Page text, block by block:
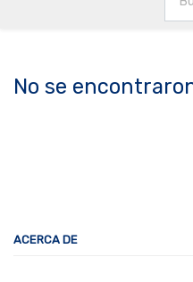
No se
ACERCA DE